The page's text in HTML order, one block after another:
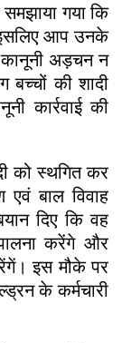
समझाया गया कि
आप उनके
कानूनी अड़चन न
की शादी
कार्रवाई की
को स्थगित कर
एवं बाल विवाह
दिए कि वह
करेंगे और
इस मौके पर
के कर्मचारी